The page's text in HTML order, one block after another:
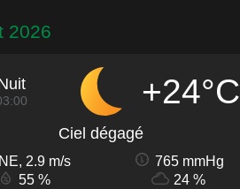
2026
+24°C
Ciel dégagé
NE, 2.9 m/s
765 mmHg
55 %
24 %